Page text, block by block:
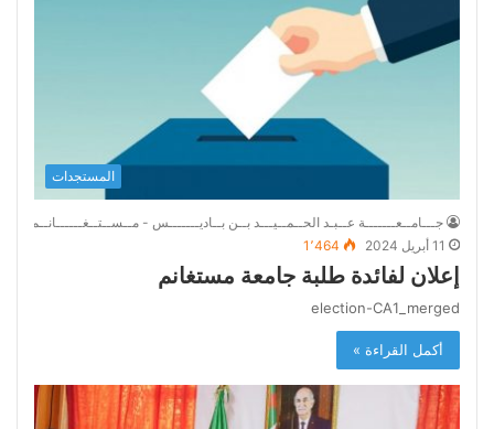
المستجدات
جـــامــعـــــــة عــبـد الحــمــيـــد بــن بــاديـــــــس - مــســتــغــــــانــم
11 أبريل 2024
1٬464
إعلان لفائدة طلبة جامعة مستغانم
election-CA1_merged
أكمل القراءة »